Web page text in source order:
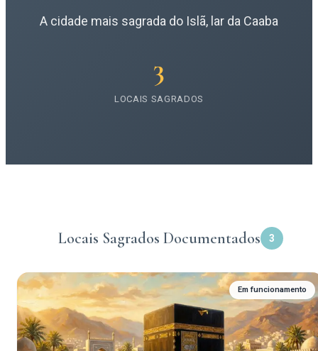
A cidade mais sagrada do Islã, lar da Caaba
3
LOCAIS SAGRADOS
Locais Sagrados Documentados 3
Em funcionamento